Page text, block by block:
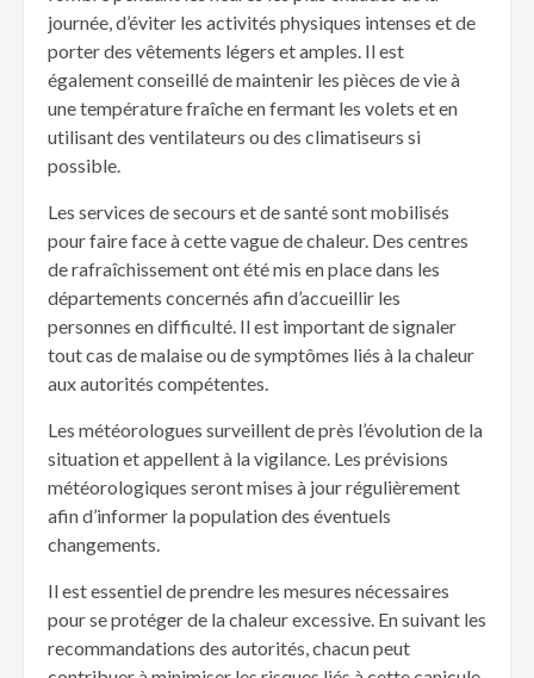
journée, d’éviter les activités physiques intenses et de
porter des vêtements légers et amples. Il est
également conseillé de maintenir les pièces de vie à
une température fraîche en fermant les volets et en
utilisant des ventilateurs ou des climatiseurs si
possible.
Les services de secours et de santé sont mobilisés
pour faire face à cette vague de chaleur. Des centres
de rafraîchissement ont été mis en place dans les
départements concernés afin d’accueillir les
personnes en difficulté. Il est important de signaler
tout cas de malaise ou de symptômes liés à la chaleur
aux autorités compétentes.
Les météorologues surveillent de près l’évolution de la
situation et appellent à la vigilance. Les prévisions
météorologiques seront mises à jour régulièrement
afin d’informer la population des éventuels
changements.
Il est essentiel de prendre les mesures nécessaires
pour se protéger de la chaleur excessive. En suivant les
recommandations des autorités, chacun peut